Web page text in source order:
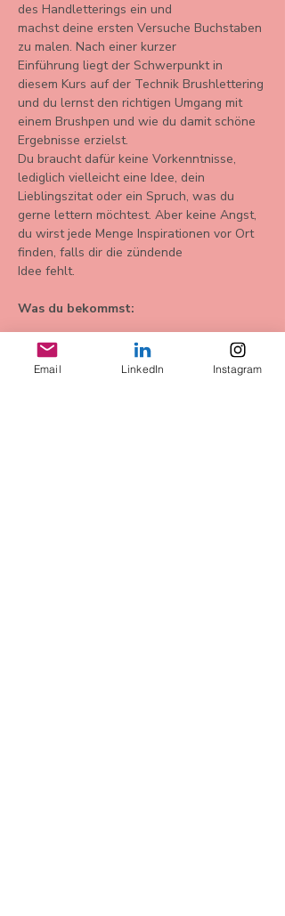
des Handletterings ein und
machst deine ersten Versuche Buchstaben
zu malen. Nach einer kurzer
Einführung liegt der Schwerpunkt in
diesem Kurs auf der Technik Brushlettering
und du lernst den richtigen Umgang mit
einem Brushpen und wie du damit schöne
Ergebnisse erzielst.
Du braucht dafür keine Vorkenntnisse,
lediglich vielleicht eine Idee, dein
Lieblingszitat oder ein Spruch, was du
gerne lettern möchtest. Aber keine Angst,
du wirst jede Menge Inspirationen vor Ort
finden, falls dir die zündende
Idee fehlt.
Was du bekommst:
Mehr anzeigen
Email LinkedIn Instagram